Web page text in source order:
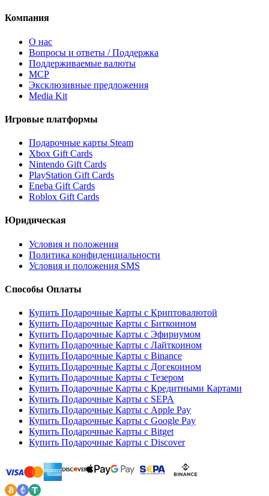
Компания
О нас
Вопросы и ответы / Поддержка
Поддерживаемые валюты
MCP
Эксклюзивные предложения
Media Kit
Игровые платформы
Подарочные карты Steam
Xbox Gift Cards
Nintendo Gift Cards
PlayStation Gift Cards
Eneba Gift Cards
Roblox Gift Cards
Юридическая
Условия и положения
Политика конфиденциальности
Условия и положения SMS
Способы Оплаты
Купить Подарочные Карты с Криптовалютой
Купить Подарочные Карты с Биткоином
Купить Подарочные Карты с Эфириумом
Купить Подарочные Карты с Лайткоином
Купить Подарочные Карты с Binance
Купить Подарочные Карты с Догекоином
Купить Подарочные Карты с Тезером
Купить Подарочные Карты с Кредитными Картами
Купить Подарочные Карты с SEPA
Купить Подарочные Карты с Apple Pay
Купить Подарочные Карты с Google Pay
Купить Подарочные Карты с Bitget
Купить Подарочные Карты с Discover